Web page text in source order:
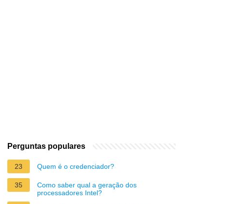
Perguntas populares
23 Quem é o credenciador?
35
Como saber qual a geração dos
processadores Intel?